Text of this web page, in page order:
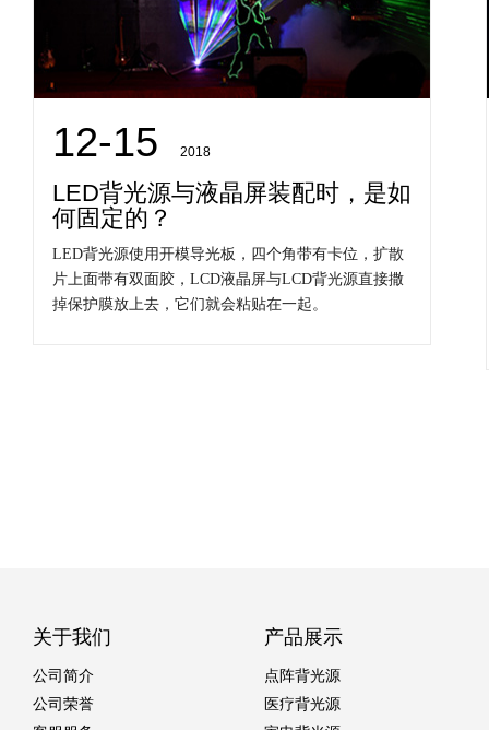
12-15 2018
LED背光源与液晶屏装配时，是如
何固定的？
LED背光源使用开模导光板，四个角带有卡位，扩散
片上面带有双面胶，LCD液晶屏与LCD背光源直接撒
掉保护膜放上去，它们就会粘贴在一起。
关于我们
公司简介
公司荣誉
产品展示
点阵背光源
医疗背光源